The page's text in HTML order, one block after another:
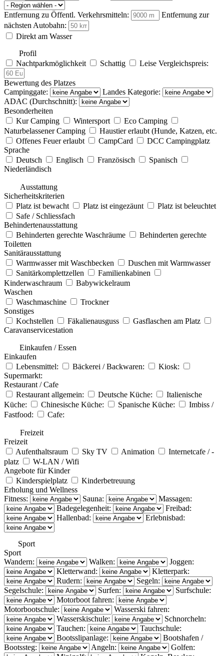
Entfernung zu Öffentl. Verkehrsmitteln:
Entfernung zur
nächsten Autobahn:
Direkt am Wasser
Profil
Nachtparkmöglichkeit
Schattig Leise Vergleichspreis:
Bewertung des Platzes
Campinggate:
Landes Kategorie:
ADAC (Durchschnitt):
Besonderheiten
Kur Camping
Wintersport
Eco Camping
Naturbelassener Camping
Haustier erlaubt (Hunde, Katzen, etc.
Offenes Feuer erlaubt
CampCard
DCC Campingplatz
Sprache
Deutsch
Englisch Französisch
Spanisch
Niederländisch
Ausstattung
Sicherheitskriterien
Platz ist bewacht
Platz ist eingezäunt
Platz ist beleuchtet
Safe / Schliessfach
Behindertenausstattung
Behinderten gerechte Waschräume
Behinderten gerechte
Toiletten
Sanitärausstattung
Warmwasser mit Waschbecken
Duschen mit Warmwasser
Sanitärkomplettzellen
Familienkabinen
Kinderwaschraum
Babywickelraum
Waschen
Waschmaschine
Trockner
Sonstiges
Kochstellen
Fäkalienausguss
Gasflaschen am Platz
Caravanservicestation
Einkaufen / Essen
Einkaufen
Lebensmittel:
Bäckerei / Backwaren:
Kiosk:
Supermarkt:
Restaurant / Cafe
Restaurant allgemein:
Deutsche Küche:
Italienische
Küche:
Chinesische Küche: Spanische Küche:
Imbiss /
Fastfood:
Cafe:
Freizeit
Freizeit
Aufenthaltsraum
Sky TV Animation
Internetcafe / -
platz
W-LAN / Wifi
Angebote für Kinder
Kinderspielplatz
Kinderbetreuung
Erholung und Wellness
Fitness:
Sauna:
Massagen:
Badegelegenheit:
Freibad:
Hallenbad:
Erlebnisbad:
Sport
Sport
Wandern:
Walken:
Joggen:
Kletterwand:
Kletterpark:
Rudern:
Segeln:
Segelschule:
Surfen:
Surfschule:
Motorboot fahren:
Motorbootschule:
Wasserski fahren:
Wasserskischule:
Schnorcheln:
Tauchen:
Tauchschule:
Bootsslipanlage:
Bootshafen /
Bootssteg:
Angeln:
Golfen: